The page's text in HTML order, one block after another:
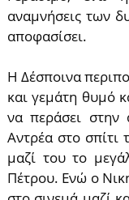
αναμνήσεις των
αποφασίσει.
Η Δέσποινα
και γεμάτη θυμό
να περάσει στην
Αντρέα στο σπίτι
μαζί του το
Πέτρου. Ενώ ο